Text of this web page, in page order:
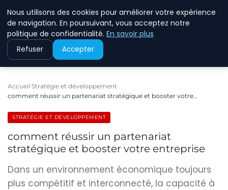
ECOMMCODE2
Accueil Stratégie et développement
comment réussir un partenariat stratégique et booster votre…
STRATÉGIE ET DÉVELOPPEMENT
comment réussir un partenariat
stratégique et booster votre entreprise
Dans un environnement économique toujours
plus compétitif et interconnecté, la capacité à
Nous utilisons des cookies pour améliorer votre expérience
de navigation. En poursuivant, vous acceptez notre
politique de confidentialité. En savoir plus
Refuser Accepter